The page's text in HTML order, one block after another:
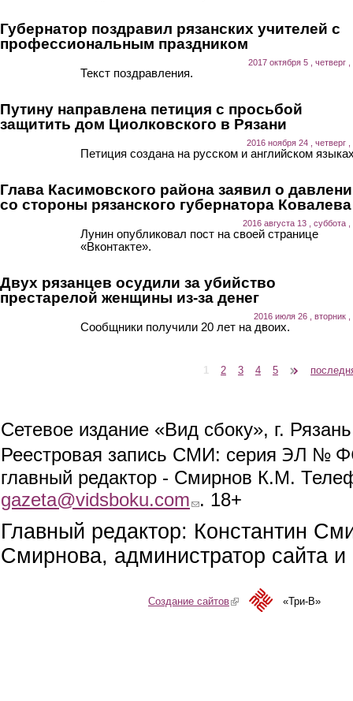
Губернатор поздравил рязанских учителей с
профессиональным праздником
2017 октября 5 , четверг
Текст поздравления.
Путину направлена петиция с просьбой
защитить дом Циолковского в Рязани
2016 ноября 24 , четверг ,
Петиция создана на русском и английском
Глава Касимовского района заявил о
со стороны рязанского губернатора Ковалева
2016 августа 13 , суббота ,
Лунин опубликовал пост на своей странице
«Вконтакте».
Двух рязанцев осудили за убийство
престарелой женщины из-за денег
2016 июля 26 , вторник ,
Сообщники получили 20 лет на двоих.
1 2 3 4 5
Сетевое издание «Вид сбоку», г.
Реестровая запись СМИ: серия ЭЛ №
главный редактор - Смирнов К.М.
gazeta@vidsboku.com (link sends e-mail)
. 18+
Главный редактор: Константин
Смирнова, администратор сайта
Создание сайтов(link is external)«Три-В»